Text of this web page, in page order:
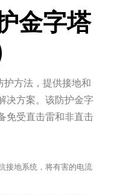
金字塔
护方法，提供接地和
决方案。该防护金字
免受直击雷和非直击
接地系统，将有害的电流